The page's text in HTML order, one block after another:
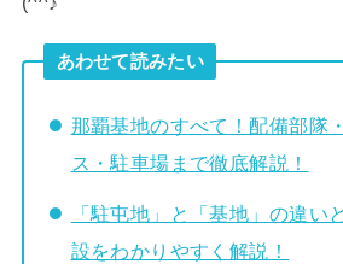
あわせて読みたい
那覇基地のすべて！配備部隊
ス・駐車場まで徹底解説！
「駐屯地」と「基地」の違い
設をわかりやすく解説！